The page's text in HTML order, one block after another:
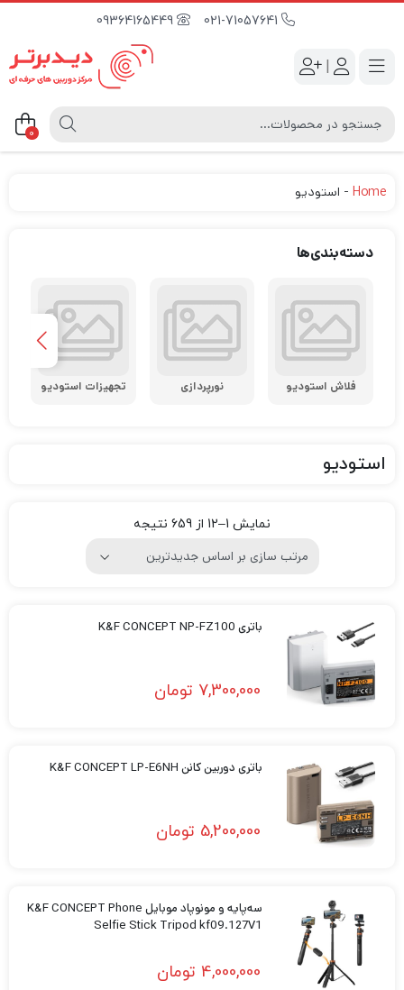
09364165449
|
0
Home
- استودیو
دسته‌بندی‌ها
فلاش استودیو نورپردازی تجهیزات استودیو
استودیو
نمایش 1–12 از 659 نتیجه
باتری K&F CONCEPT NP-FZ100
7,300,000 تومان
باتری دوربین کانن K&F CONCEPT LP-E6NH
5,200,000 تومان
سه‌پایه و مونوپاد موبایل K&F CONCEPT Phone
Selfie Stick Tripod kf09.127V1
4,000,000 تومان